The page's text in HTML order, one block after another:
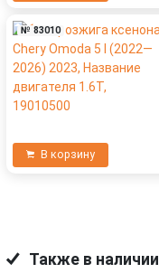
№ 83010
В корзину
Также в наличии